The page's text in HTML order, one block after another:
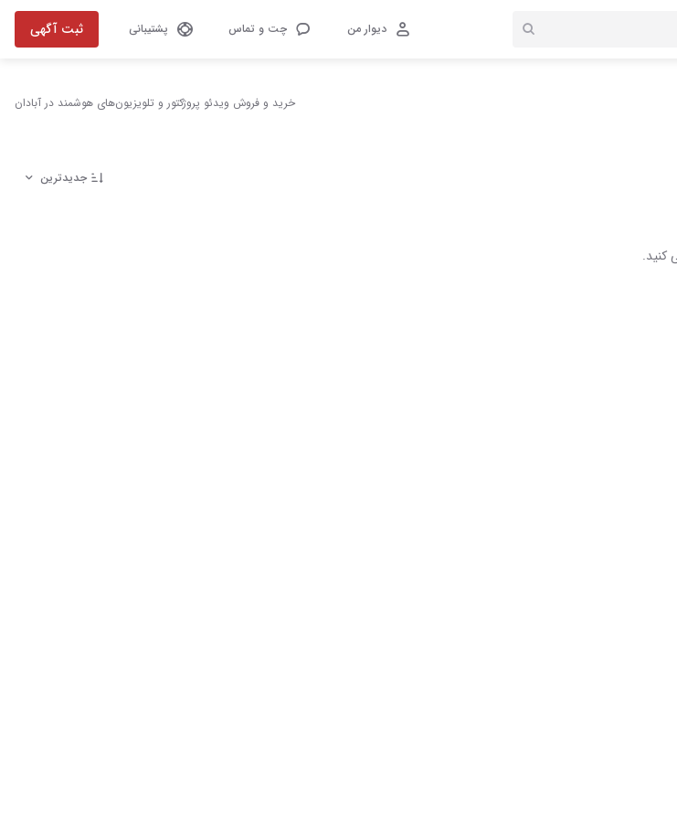
دیوار من چت و تماس پشتیبانی ثبت آگهی
خرید و فروش ویدئو پروژکتور و تلویزیون‌های هوشمند در آبادان
جدیدترین
کنید.